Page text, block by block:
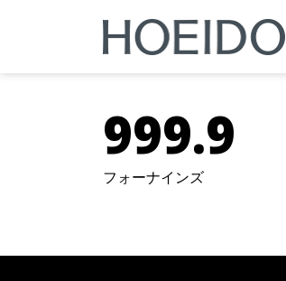
メインナビゲーション
999.9
フォーナインズ